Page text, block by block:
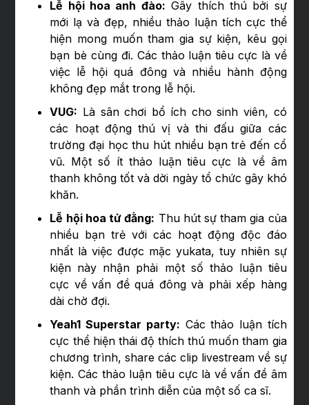
Lễ hội hoa anh đào: Gây thích thú bởi sự
mới lạ và đẹp, nhiều thảo luận tích cực thể
hiện mong muốn tham gia sự kiện, kêu gọi
bạn bè cùng đi. Các thảo luận tiêu cực là về
việc lễ hội quá đông và nhiều hành động
không đẹp mắt trong lễ hội.
VUG: Là sân chơi bổ ích cho sinh viên, có
các hoạt động thú vị và thi đấu giữa các
trường đại học thu hút nhiều bạn trẻ đến cổ
vũ. Một số ít thảo luận tiêu cực là về âm
thanh không tốt và dời ngày tổ chức gây khó
khăn.
Lễ hội hoa tử đằng: Thu hút sự tham gia của
nhiều bạn trẻ với các hoạt động độc đáo
nhất là việc được mặc yukata, tuy nhiên sự
kiện này nhận phải một số thảo luận tiêu
cực về vấn đề quá đông và phải xếp hàng
dài chờ đợi.
Yeah1 Superstar party: Các thảo luận tích
cực thể hiện thái độ thích thú muốn tham gia
chương trình, share các clip livestream về sự
kiện. Các thảo luận tiêu cực là về vấn đề âm
thanh và phần trình diễn của một số ca sĩ.